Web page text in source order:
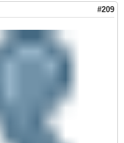
#209